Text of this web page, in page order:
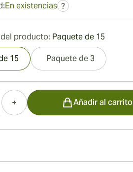
En existencias ?
producto: Paquete de 15
15 Paquete de 3
Añadir al carrito